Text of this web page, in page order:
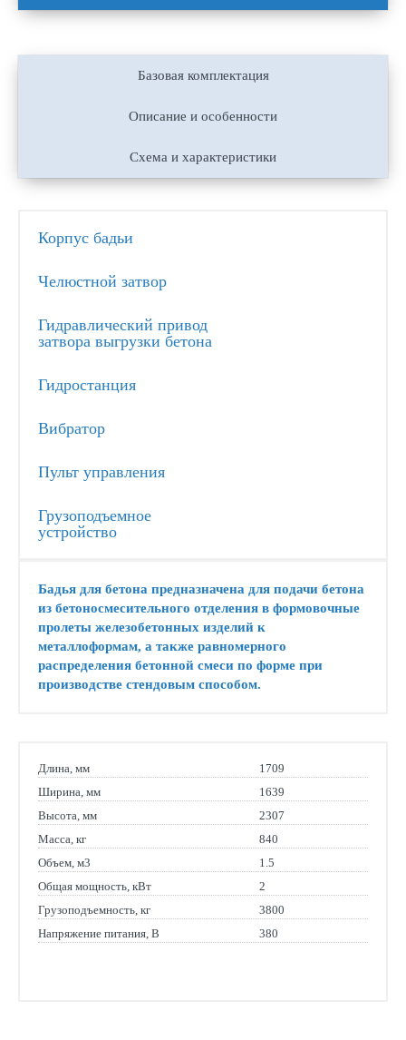
Базовая комплектация
Описание и особенности
Схема и характеристики
Корпус бадьи
Челюстной затвор
Гидравлический привод
затвора выгрузки бетона
Гидростанция
Вибратор
Пульт управления
Грузоподъемное
устройство
Бадья для бетона предназначена для подачи бетона
из бетоносмесительного отделения в формовочные
пролеты железобетонных изделий к
металлоформам, а также равномерного
распределения бетонной смеси по форме при
производстве стендовым способом.
Длина, мм
1709
Ширина, мм
1639
Высота, мм
2307
Масса, кг
840
Объем, м3
1.5
Общая мощность, кВт
2
Грузоподъемность, кг
3800
Напряжение питания, В
380